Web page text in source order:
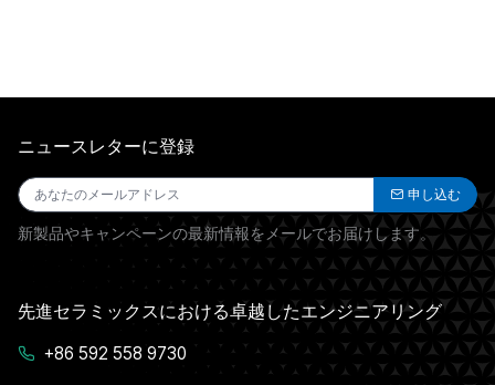
ニュースレターに登録
申し込む
新製品やキャンペーンの最新情報をメールでお届けします。
先進セラミックスにおける卓越したエンジニアリング
+86 592 558 9730